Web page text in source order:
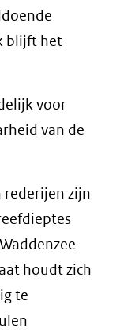
blijft het
voor
van de
rederijen zijn
houdt zich
te